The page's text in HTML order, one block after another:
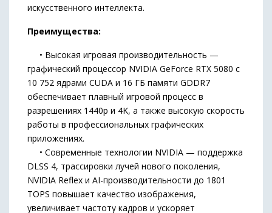
искусственного интеллекта.
Преимущества:
• Высокая игровая производительность —
графический процессор NVIDIA GeForce RTX 5080 с
10 752 ядрами CUDA и 16 ГБ памяти GDDR7
обеспечивает плавный игровой процесс в
разрешениях 1440p и 4K, а также высокую скорость
работы в профессиональных графических
приложениях.
• Современные технологии NVIDIA — поддержка
DLSS 4, трассировки лучей нового поколения,
NVIDIA Reflex и AI-производительности до 1801
TOPS повышает качество изображения,
увеличивает частоту кадров и ускоряет